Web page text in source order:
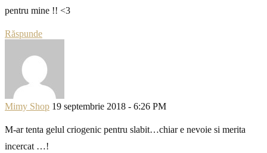
pentru mine !! <3
Răspunde
Mimy Shop 19 septembrie 2018 - 6:26 PM
M-ar tenta gelul criogenic pentru slabit…chiar e nevoie si merita
incercat …!